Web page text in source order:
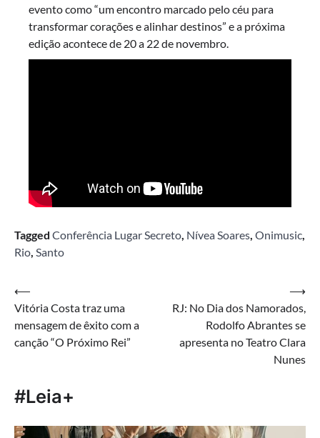
evento como “um encontro marcado pelo céu para
transformar corações e alinhar destinos” e a próxima
edição acontece de 20 a 22 de novembro.
Tagged Conferência Lugar Secreto, Nívea Soares, Onimusic,
Rio, Santo
Navegação
de
Post
⟵
Vitória Costa traz uma
mensagem de êxito com a
canção “O Próximo Rei”
RJ: No Dia dos Namorados,
Rodolfo Abrantes se
apresenta no Teatro Clara
Nunes
⟶
#Leia+